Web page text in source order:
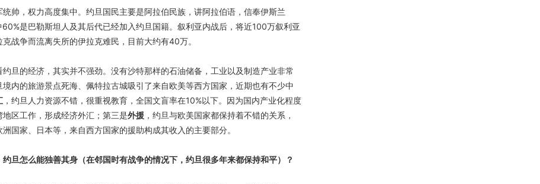
帅，权力高度集中。约旦国民主要是阿拉伯民族，讲阿拉伯语，信奉伊斯兰
是巴勒斯坦人及其后代已经加入约旦国籍。叙利亚内战后，将近100万叙利亚
战争而流离失所的伊拉克难民，目前大约有40万。
旦的经济，其实并不强劲。没有沙特那样的石油储备，工业以及制造产业非常
境内的旅游景点死海、佩特拉古城吸引了来自欧美等西方国家，近期也有不少中
，约旦人力资源不错，很重视教育，全国文盲率在10%以下。因为国内产业化程度
区工作，形成经济外汇；第三是外援 ，约旦与欧美国家都保持着不错的关系，
国家、日本等，来自西方国家的援助构成其收入的主要部分。
旦怎么能独善其身（在邻国时有战争的情况下，约旦很多年来都保持和平）？